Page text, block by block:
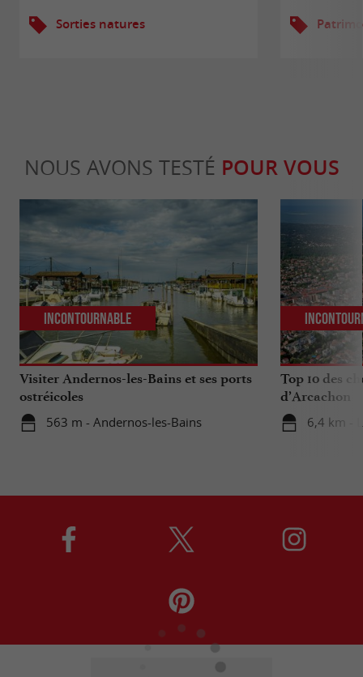
Sorties natures
NOUS AVONS TESTÉ POUR VOUS
Visiter Andernos-les-Bains et ses ports
ostréicoles
563 m - Andernos-les-Bains
Incontournable
Top 10 des
d’Arcachon
6,4 km -